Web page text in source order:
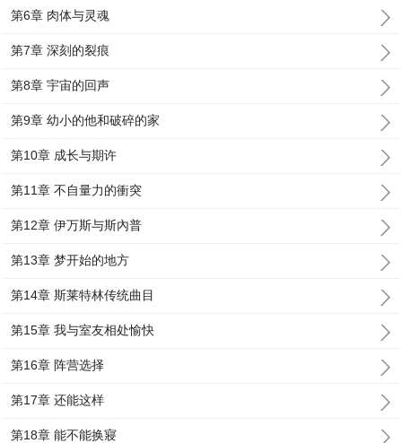
第6章 肉体与灵魂
第7章 深刻的裂痕
第8章 宇宙的回声
第9章 幼小的他和破碎的家
第10章 成长与期许
第11章 不自量力的衝突
第12章 伊万斯与斯內普
第13章 梦开始的地方
第14章 斯莱特林传统曲目
第15章 我与室友相处愉快
第16章 阵营选择
第17章 还能这样
第18章 能不能换寢